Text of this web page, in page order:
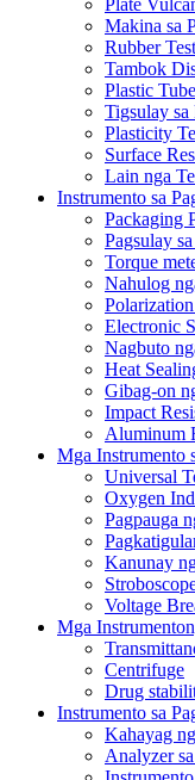
Makina sa
Rubber
Tambok
Plastic
Tigsulay sa
Plasticity
Surface
Lain nga
Instrumento sa
Packaging
Pagsulay
Torque
Nahulog
Electronic
Nagbuto
Heat
Gibag-on
Impact
Aluminum
Mga Instrumento
Universal
Oxygen
Pagpauga
Kanunay
Voltage
Mga
Centrifuge
Drug
Instrumento sa
Kahayag
Analyzer